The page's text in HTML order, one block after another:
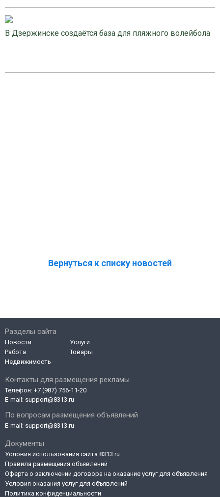
В Дзержинске создаётся база для пляжного волейбола
Вернуться к списку новостей
Контакты для размещения рекламы
Телефон: +7 (987) 756-11-20
E-mail: support@8313.ru
По вопросам размещения объявлений
E-mail: support@8313.ru
Документы
Условия использования сайта 8313.ru
Правила размещения объявлений
Оферта о заключении договора на оказание услуг для объявления
Условия оказания услуг для объявлений
Политика конфиденциальности
Разделы сайта
Новости
Работа
Недвижимость
Услуги
Товары